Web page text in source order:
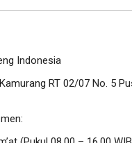
Indonesia
RT 02/07 No. 5